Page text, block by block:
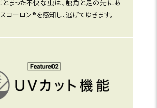
まった不快な虫は、触角と足の先にあ
コーロン®を感知し、逃げてゆきます。